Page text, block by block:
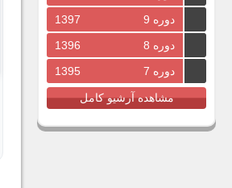
دوره 9
1397
دوره 8
1396
دوره 7
1395
مشاهده آرشیو کامل